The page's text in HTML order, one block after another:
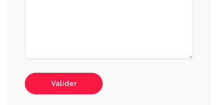
Valider